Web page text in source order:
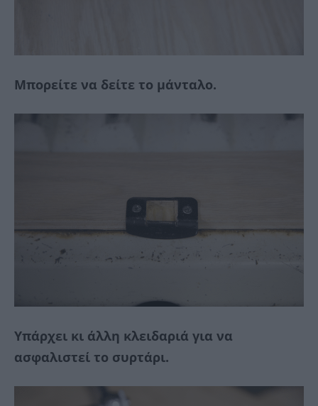
Μπορείτε να δείτε το μάνταλο.
Υπάρχει κι άλλη κλειδαριά για να
ασφαλιστεί το συρτάρι.